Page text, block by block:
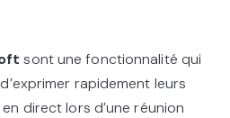
sont une fonctionnalité qui
rapidement leurs
direct lors d’une réunion